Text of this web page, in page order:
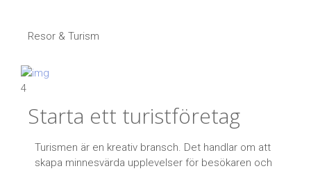
Resor & Turism
4
Starta ett turistföretag
Turismen är en kreativ bransch. Det handlar om att
skapa minnesvärda upplevelser för besökaren och